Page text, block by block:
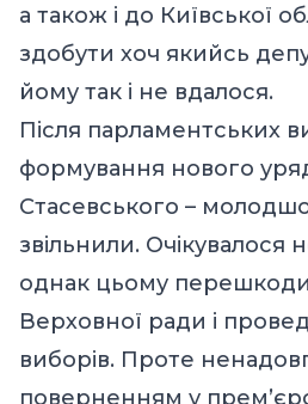
а також і до Київської
здобути хоч якийсь
йому так і не вдалося.
Після парламентських
формування нового
Стасевського –
звільнили. Очікувалося
однак цьому
Верховної ради і
виборів. Проте
поверненням у